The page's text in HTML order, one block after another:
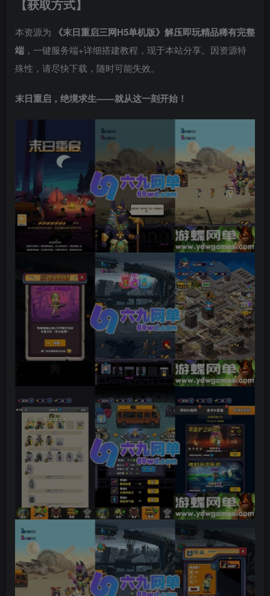
【获取方式】
本资源为
《末日重启三网H5单机版》解压即玩精品稀有完整
端 ，一键服务端+详细搭建教程，现于本站分享。因资源特
殊性，请尽快下载，随时可能失效。
末日重启，绝境求生——就从这一刻开始！